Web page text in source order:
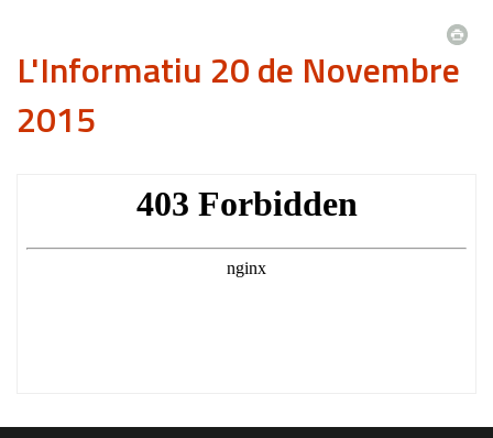
L'Informatiu 20 de Novembre
2015